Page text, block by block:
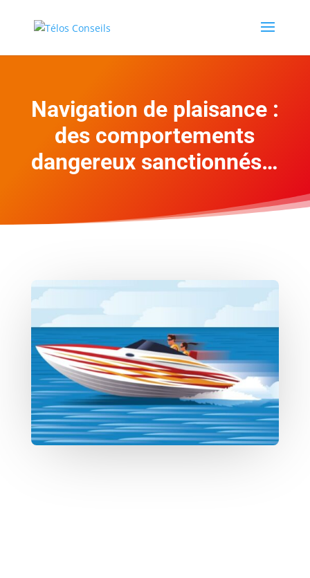
Navigation de plaisance :
des comportements
dangereux sanctionnés…